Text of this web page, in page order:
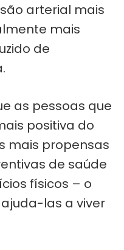
arterial mais
mais
de
as pessoas que
positiva do
mais propensas
de saúde
físicos – o
las a viver